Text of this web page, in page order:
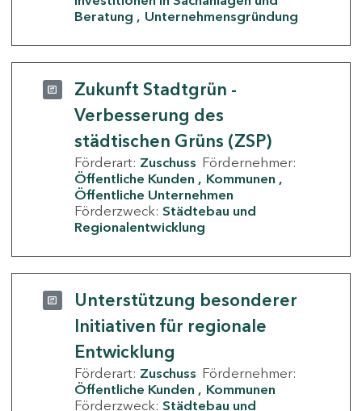
Beratung
Unternehmensgründung
Zukunft Stadtgrün -
Verbesserung des
städtischen Grüns (ZSP)
Förderart: Zuschuss Fördernehmer:
Öffentliche Kunden
Kommunen
Öffentliche Unternehmen
Förderzweck: Städtebau und
Regionalentwicklung
Unterstützung besonderer
Initiativen für regionale
Entwicklung
Förderart: Zuschuss Fördernehmer:
Öffentliche Kunden
Kommunen
Förderzweck: Städtebau und